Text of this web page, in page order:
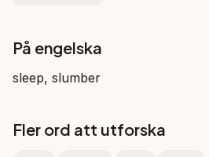
På engelska
sleep, slumber
Fler ord att utforska